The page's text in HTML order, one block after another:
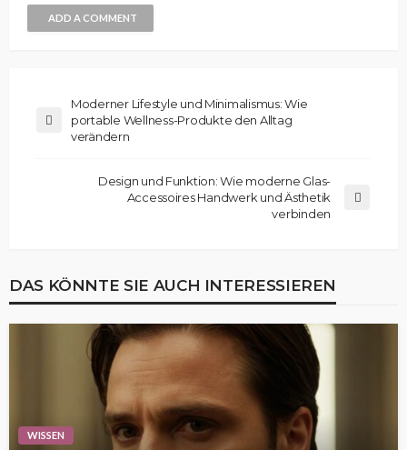
ADD A COMMENT
Moderner Lifestyle und Minimalismus: Wie
portable Wellness-Produkte den Alltag
verändern
Design und Funktion: Wie moderne Glas-
Accessoires Handwerk und Ästhetik
verbinden
DAS KÖNNTE SIE AUCH INTERESSIEREN
WISSEN